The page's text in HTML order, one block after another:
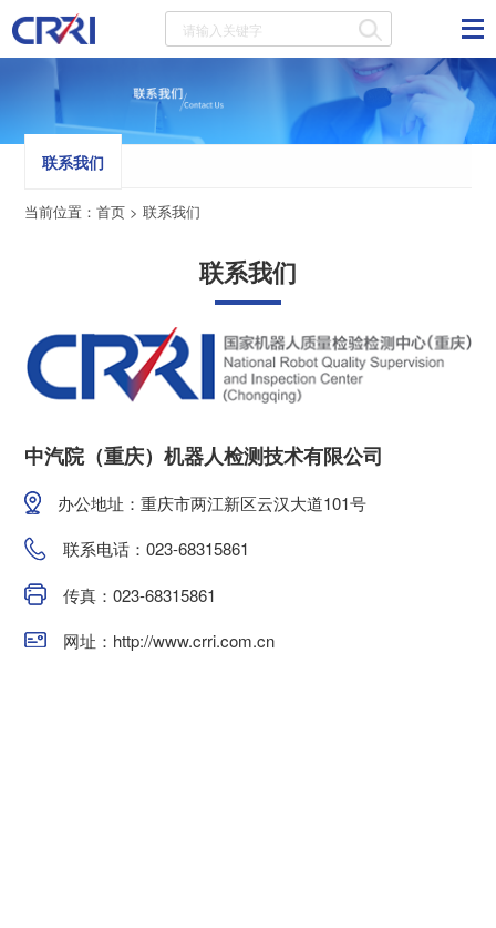
联系我们
当前位置：首页 >联系我们
联系我们
中汽院（重庆）机器人检测技术有限公司
办公地址：重庆市两江新区云汉大道101号
联系电话：023-68315861
传真：023-68315861
网址：http://www.crri.com.cn